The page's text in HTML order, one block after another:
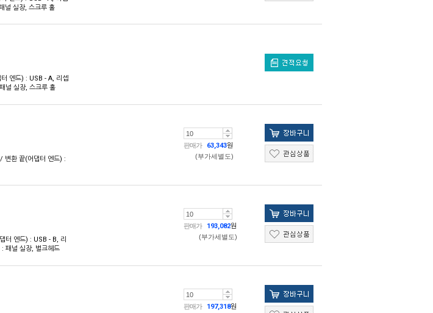
널 실장, 스크루 홀
엔드) : USB - A, 리셉
널 실장, 스크루 홀
환 끝(어댑터 엔드) :
판매가 63,343원
(부가세별도)
엔드) : USB - B, 리
패널 실장, 벌크헤드
판매가 193,082원
(부가세별도)
판매가 197,318원